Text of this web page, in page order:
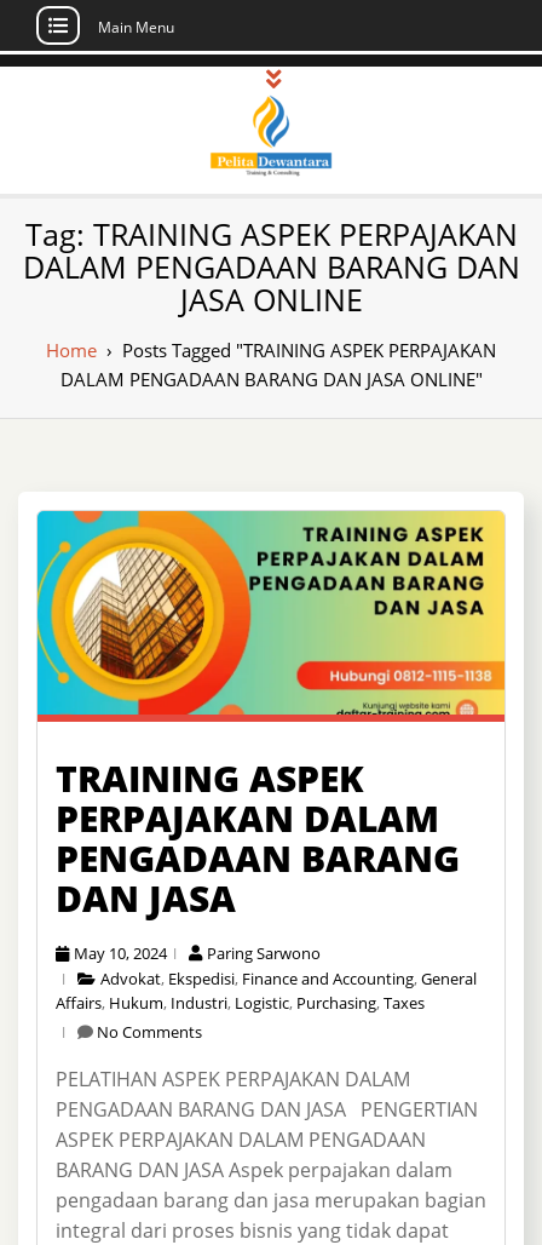
Skip
Main Menu
Pusat Pelatihan
dan Sertifikasi –
Daftar Training
Indonesia
Sertifikasi di Indonesia
Tag: TRAINING ASPEK PERPAJAKAN
DALAM PENGADAAN BARANG DAN
JASA ONLINE
Home › Posts Tagged "TRAINING ASPEK PERPAJAKAN
DALAM PENGADAAN BARANG DAN JASA ONLINE"
TRAINING ASPEK
PERPAJAKAN DALAM
PENGADAAN BARANG
DAN JASA
May 10, 2024
Paring Sarwono
Advokat, Ekspedisi, Finance and Accounting,General
Affairs, Hukum, Industri, Logistic, Purchasing,Taxes
No Comments
PELATIHAN ASPEK PERPAJAKAN DALAM
PENGADAAN BARANG DAN JASA PENGERTIAN
ASPEK PERPAJAKAN DALAM PENGADAAN
BARANG DAN JASA Aspek perpajakan dalam
pengadaan barang dan jasa merupakan bagian
integral dari proses bisnis yang tidak dapat